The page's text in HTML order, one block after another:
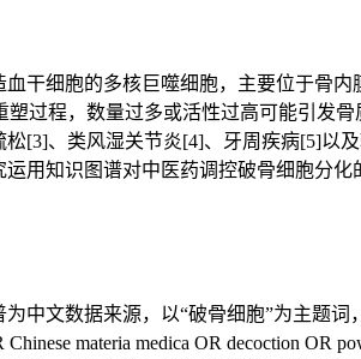
干细胞的多核巨噬细胞，主要位于骨
塑过程，数量过多或活性过高可能引发
[3]、类风湿关节炎[4]、牙周疾病[5]以
用知识图谱对中医药调控破骨细胞分
中文数据来源，以“破骨细胞”为主题
Chinese materia medica OR decoction